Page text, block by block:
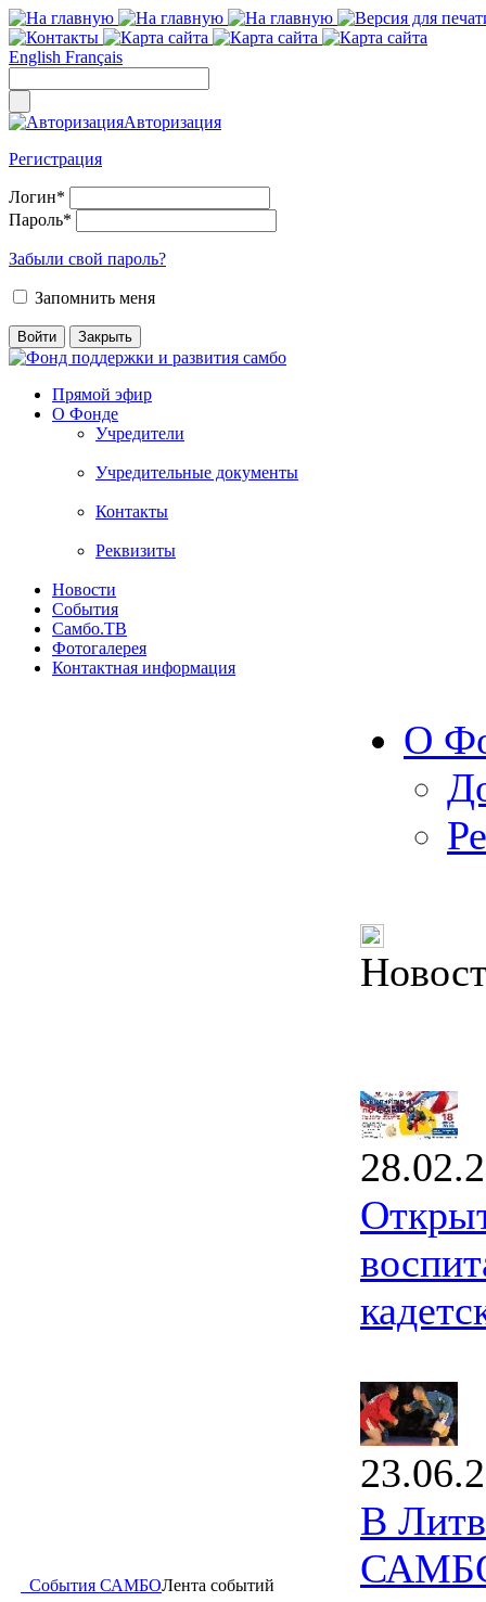
English Français
Авторизация
Регистрация
Логин*
Пароль*
Забыли свой пароль?
Запомнить меня
Прямой эфир
О Фонде
Учредители
Учредительные документы
Контакты
Реквизиты
Новости
События
Самбо.ТВ
Фотогалерея
Контактная информация
События САМБОЛента событий
О
В